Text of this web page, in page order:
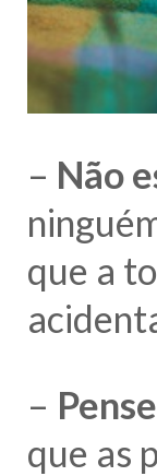
– Não
que a
–
que as